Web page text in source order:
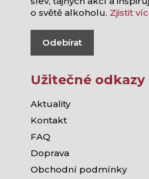
o světě alkoholu. Zjistit
Odebírat
Užitečné odkazy
Aktuality
Kontakt
FAQ
Doprava
Obchodní podmínky